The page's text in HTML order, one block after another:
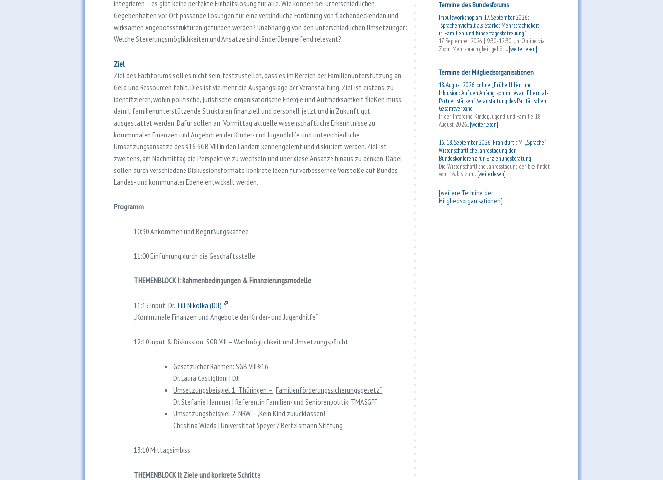
integrieren – es gibt keine perfekte Einheitslösung für alle. Wie können bei unterschiedlichen
Gegebenheiten vor Ort passende Lösungen für eine verbindliche Förderung von flächendeckenden und
wirksamen Angebotsstrukturen gefunden werden? Unabhängig von den unterschiedlichen Umsetzungen:
Welche Steuerungsmöglichkeiten und Ansätze sind länderübergreifend relevant?
Ziel
Ziel des Fachforums soll esnicht sein, festzustellen, dass es im Bereich der Familienunterstützung an
Geld und Ressourcen fehlt. Dies ist vielmehr die Ausgangslage der Veranstaltung. Ziel ist erstens, zu
identifizieren, wohin politische, juristische, organisatorische Energie und Aufmerksamkeit fließen muss,
damit familienunterstützende Strukturen finanziell und personell jetzt und in Zukunft gut
ausgestattet werden. Dafür sollen am Vormittag aktuelle wissenschaftliche Erkenntnisse zu
kommunalen Finanzen und Angeboten der Kinder- und Jugendhilfe und unterschiedliche
Umsetzungsansätze des §16 SGB VIII in den Ländern kennengelernt und diskutiert werden. Ziel ist
zweitens, am Nachmittag die Perspektive zu wechseln und über diese Ansätze hinaus zu denken. Dabei
sollen durch verschiedene Diskussionsformate konkrete Ideen für verbessernde Vorstöße auf Bundes-,
Landes- und kommunaler Ebene entwickelt werden.
Programm
10:30 Ankommen und Begrüßungskaffee
11:00 Einführung durch die Geschäftsstelle
THEMENBLOCK I: Rahmenbedingungen & Finanzierungsmodelle
11:15 Input:Dr. Till Nikolka (DJI)
–
„Kommunale Finanzen und Angebote der Kinder- und Jugendhilfe“
12:10 Input & Diskussion: SGB VIII – Wahlmöglichkeit und Umsetzungspflicht
Gesetzlicher Rahmen: SGB VIII §16
Dr. Laura Castiglioni | DJI
Umsetzungsbeispiel 1: Thüringen – „Familienförderungssicherungsgesetz“
Dr. Stefanie Hammer | Referentin Familien- und Seniorenpolitik, TMASGFF
Umsetzungsbeispiel 2: NRW – „Kein Kind zurücklassen!“
Christina Wieda | Universtität Speyer / Bertelsmann Stiftung
13:10 Mittagsimbiss
THEMENBLOCK II: Ziele und konkrete Schritte
Termine des Bundesforums
Impulsworkshop am 17. September 2026:
„Sprachenvielfalt als Stärke: Mehrsprachigkeit
in Familien und Kindertagesbetreuung“
17. September 2026 | 9:30-12:30 UhrOnline via
Zoom Mehrsprachigkeit gehört...[weiterlesen]
Termine der Mitgliedsorganisationen
18. August 2026, online: „Frühe Hilfen und
Inklusion: Auf den Anfang kommt es an, Eltern als
Partner stärken“, Veranstaltung des Paritätischen
Gesamtverband
In der Inforeihe Kinder, Jugend und Familie 18.
August 2026...[weiterlesen]
16.-18. September 2026, Frankfurt a.M.: „Sprache“,
Wissenschaftliche Jahrestagung der
Bundeskonferenz für Erziehungsberatung
Die Wissenschaftliche Jahresstagung der bke findet
vom 16. bis zum...[weiterlesen]
[weitere Termine der
Mitgliedsorganisationen]